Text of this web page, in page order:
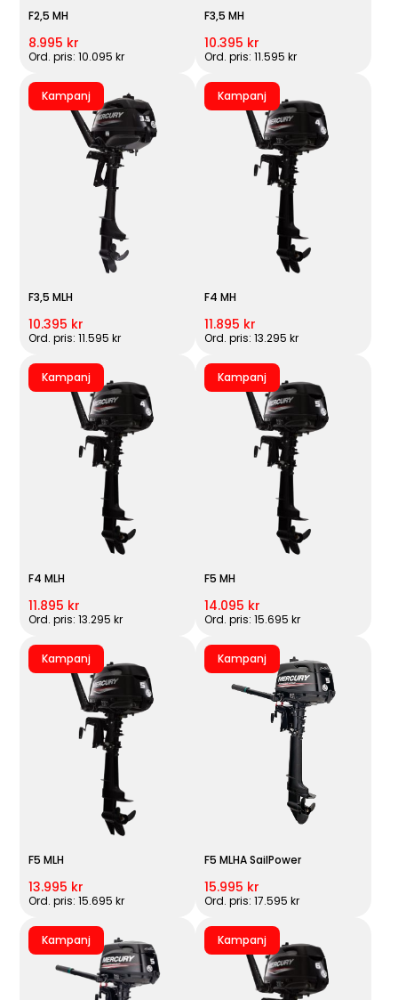
F2,5 MH
8.995 kr
Ord. pris: 10.095 kr
F3,5 MH
10.395 kr
Ord. pris: 11.595 kr
Kampanj
F3,5 MLH
10.395 kr
Ord. pris: 11.595 kr
Kampanj
F4 MH
11.895 kr
Ord. pris: 13.295 kr
Kampanj
F4 MLH
11.895 kr
Ord. pris: 13.295 kr
Kampanj
F5 MH
14.095 kr
Ord. pris: 15.695 kr
Kampanj
F5 MLH
13.995 kr
Ord. pris: 15.695 kr
Kampanj
F5 MLHA SailPower
15.995 kr
Ord. pris: 17.595 kr
Kampanj Kampanj